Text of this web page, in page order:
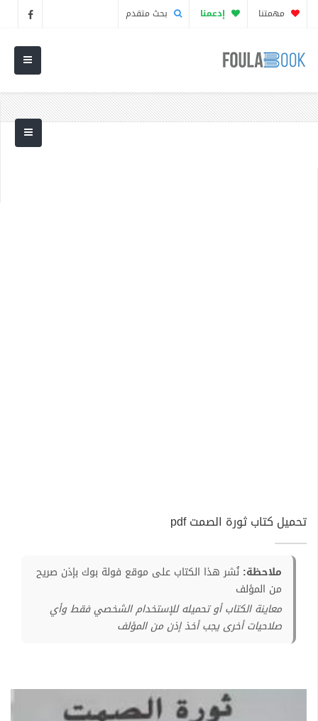
مهمتنا إدعمنا بحث متقدم
تحميل كتاب ثورة الصمت pdf
ملاحظة: نُشر هذا الكتاب على موقع فولة بوك بإذن صريح
من المؤلف
معاينة الكتاب أو تحميله للإستخدام الشخصي فقط وأي
صلاحيات أخرى يجب أخذ إذن من المؤلف